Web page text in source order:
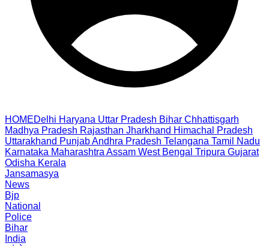
HOMEDelhi Haryana Uttar Pradesh Bihar Chhattisgarh
Madhya Pradesh Rajasthan Jharkhand Himachal Pradesh
Uttarakhand PunjabAndhra Pradesh Telangana Tamil Nadu
Karnataka Maharashtra Assam West Bengal Tripura Gujarat
Odisha Kerala
Jansamasya
News
Bjp
National
Police
Bihar
India